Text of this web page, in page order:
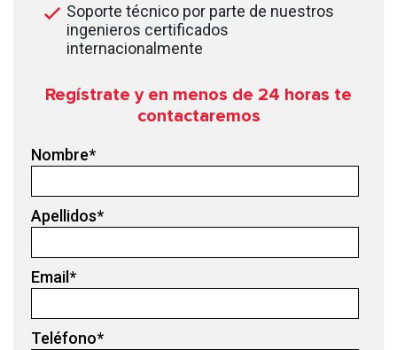
Soporte técnico por parte de nuestros
ingenieros certificados
internacionalmente
Regístrate y en menos de 24 horas te
contactaremos
Nombre*
Apellidos*
Email*
Teléfono*